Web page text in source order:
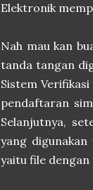
Elektronik
Nah mau kan
tanda tangan
Sistem
pendaftaran
Selanjutnya,
yang
yaitu file